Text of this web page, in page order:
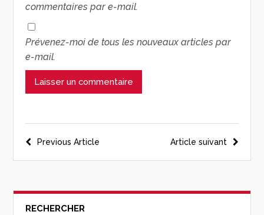
commentaires par e-mail.
Prévenez-moi de tous les nouveaux articles par
e-mail.
Article suivant
Previous Article
RECHERCHER